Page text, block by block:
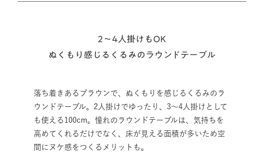
2〜4人掛けもOK
ぬくもり感じるくるみのラウンドテーブル
落ち着きあるブラウンで、ぬくもりを感じるくるみのラ
ウンドテーブル。2人掛けでゆったり、3〜4人掛けとして
も使える100cm。憧れのラウンドテーブルは、気持ちを
高めてくれるだけでなく、床が見える面積が多いため空
間にヌケ感をつくるメリットも。